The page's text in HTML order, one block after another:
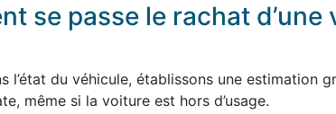
se passe le rachat
l’état du véhicule, établissons une estimation
même si la voiture est hors d’usage.